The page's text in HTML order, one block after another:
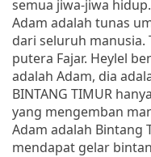
semua jiwa-jiwa
Adam adalah tunas
dari seluruh
putera Fajar. Heylel
adalah Adam, dia
BINTANG TIMUR
yang mengemban
Adam adalah Bintang
mendapat gelar